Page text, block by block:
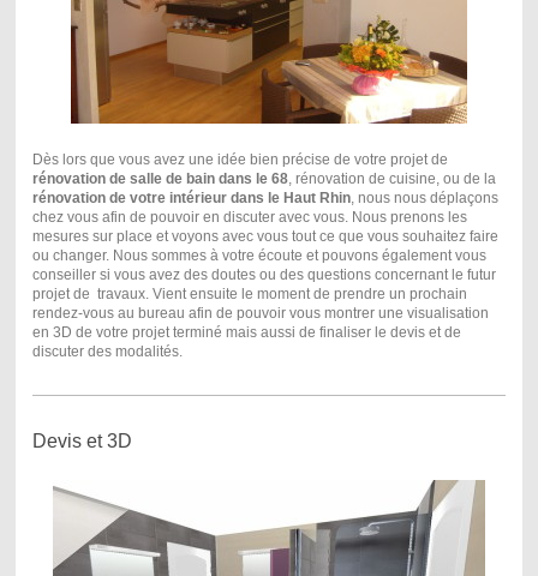
Dès lors que vous avez une idée bien précise de votre projet de
rénovation de salle de bain dans le 68, rénovation de cuisine, ou de la
rénovation de votre intérieur dans le Haut Rhin, nous nous déplaçons
chez vous afin de pouvoir en discuter avec vous. Nous prenons les
mesures sur place et voyons avec vous tout ce que vous souhaitez faire
ou changer. Nous sommes à votre écoute et pouvons également vous
conseiller si vous avez des doutes ou des questions concernant le futur
projet de travaux. Vient ensuite le moment de prendre un prochain
rendez-vous au bureau afin de pouvoir vous montrer une visualisation
en 3D de votre projet terminé mais aussi de finaliser le devis et de
discuter des modalités.
Devis et 3D